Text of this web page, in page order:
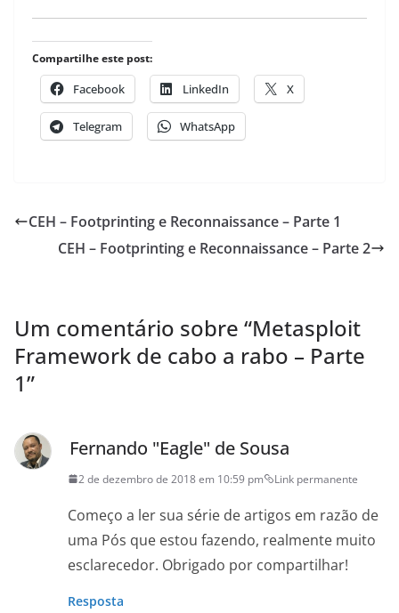
Compartilhe este post:
Facebook LinkedIn X
Telegram WhatsApp
CEH – Footprinting e Reconnaissance – Parte 1
CEH – Footprinting e Reconnaissance – Parte 2
Um comentário sobre “Metasploit
Framework de cabo a rabo – Parte
1”
Fernando "Eagle" de Sousa
2 de dezembro de 2018 em 10:59 pm Link permanente
Começo a ler sua série de artigos em razão de
uma Pós que estou fazendo, realmente muito
esclarecedor. Obrigado por compartilhar!
Resposta